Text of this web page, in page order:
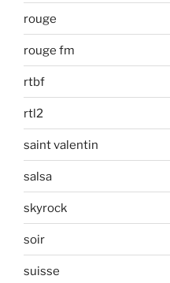
rouge
rouge fm
rtbf
rtl2
saint valentin
salsa
skyrock
soir
suisse